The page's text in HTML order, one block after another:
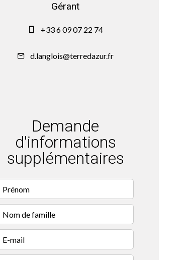
Gérant
+33 6 09 07 22 74
d.langlois@terredazur.fr
Demande
d'informations
supplémentaires